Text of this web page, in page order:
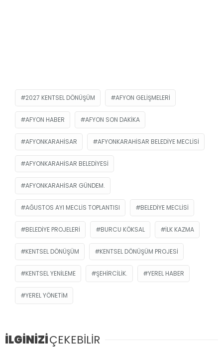
2027 KENTSEL DÖNÜŞÜM AFYON GELIŞMELERI
AFYON HABER AFYON SON DAKIKA
AFYONKARAHISAR AFYONKARAHISAR BELEDIYE MECLISI
AFYONKARAHISAR BELEDIYESI
AFYONKARAHISAR GÜNDEM.
AĞUSTOS AYI MECLIS TOPLANTISI BELEDIYE MECLISI
BELEDIYE PROJELERI BURCU KÖKSAL ILK KAZMA
KENTSEL DÖNÜŞÜM KENTSEL DÖNÜŞÜM PROJESI
KENTSEL YENILEME ŞEHIRCILIK. YEREL HABER
YEREL YÖNETIM
İLGİNİZİÇEKEBİLİR